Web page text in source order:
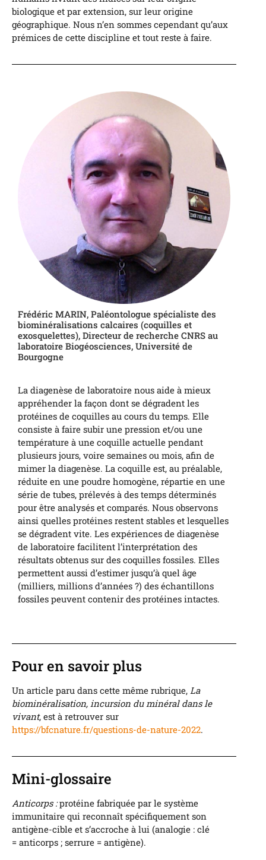
biologique et par extension, sur leur origine
géographique. Nous n’en sommes cependant qu’aux
prémices de cette discipline et tout reste à faire.
Frédéric MARIN, Paléontologue spécialiste des
biominéralisations calcaires (coquilles et
exosquelettes), Directeur de recherche CNRS au
laboratoire Biogéosciences, Université de
Bourgogne
La diagenèse de laboratoire nous aide à mieux
appréhender la façon dont se dégradent les
protéines de coquilles au cours du temps. Elle
consiste à faire subir une pression et/ou une
température à une coquille actuelle pendant
plusieurs jours, voire semaines ou mois, afin de
mimer la diagenèse. La coquille est, au préalable,
réduite en une poudre homogène, répartie en une
série de tubes, prélevés à des temps déterminés
pour être analysés et comparés. Nous observons
ainsi quelles protéines restent stables et lesquelles
se dégradent vite. Les expériences de diagenèse
de laboratoire facilitent l’interprétation des
résultats obtenus sur des coquilles fossiles. Elles
permettent aussi d’estimer jusqu’à quel âge
(milliers, millions d’années ?) des échantillons
fossiles peuvent contenir des protéines intactes.
Pour en savoir plus
Un article paru dans cette même rubrique, La
biominéralisation, incursion du minéral dans le
vivant, est à retrouver sur
https://bfcnature.fr/questions-de-nature-2022.
Mini-glossaire
Anticorps :protéine fabriquée par le système
immunitaire qui reconnaît spécifiquement son
antigène-cible et s’accroche à lui (analogie : clé
= anticorps ; serrure = antigène).